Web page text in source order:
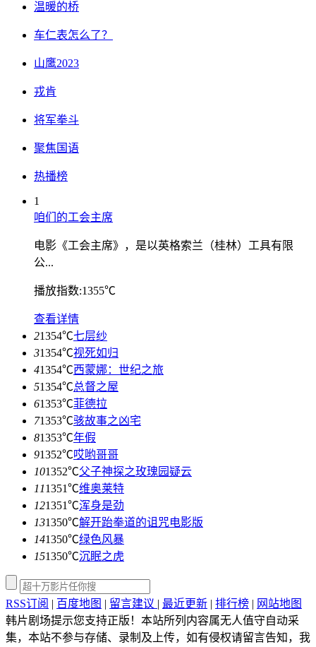
温暖的桥
车仁表怎么了？
山鹰2023
戎肯
将军拳斗
聚焦国语
热播榜
1
咱们的工会主席
电影《工会主席》，是以英格索兰（桂林）工具有限
公...
播放指数:1355℃
查看详情
21354℃七层纱
31354℃视死如归
41354℃西蒙娜：世纪之旅
51354℃总督之屋
61353℃菲德拉
71353℃骇故事之凶宅
81353℃年假
91352℃哎哟哥哥
101352℃父子神探之玫瑰园疑云
111351℃维奥莱特
121351℃浑身是劲
131350℃解开跆拳道的诅咒电影版
141350℃绿色风暴
151350℃沉眠之虎
RSS订阅 | 百度地图 | 留言建议 | 最近更新 | 排行榜 | 网站地图
韩片剧场提示您支持正版！本站所列内容属无人值守自动采
集，本站不参与存储、录制及上传，如有侵权请留言告知，我